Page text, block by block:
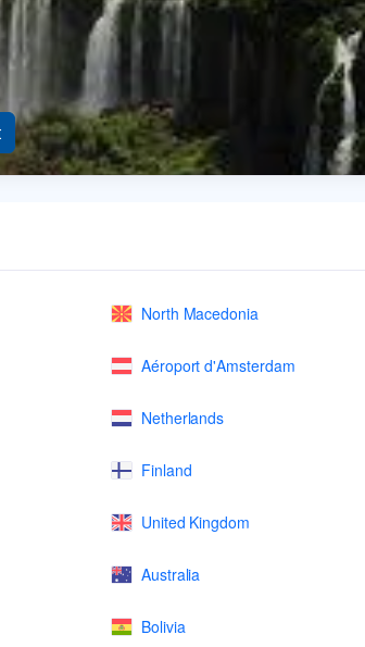
North Macedonia
Aéroport d'Amsterdam
Netherlands
Finland
United Kingdom
Australia
Bolivia